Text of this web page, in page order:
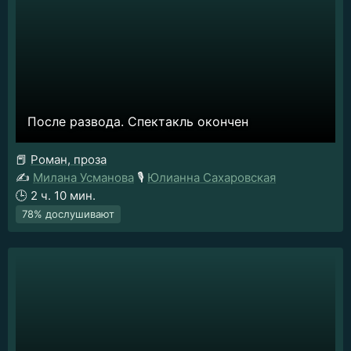
После развода. Спектакль окончен
📕 Роман, проза
✍️ Милана Усманова 🎙️ Юлианна Сахаровская
🕒 2 ч. 10 мин.
78% дослушивают